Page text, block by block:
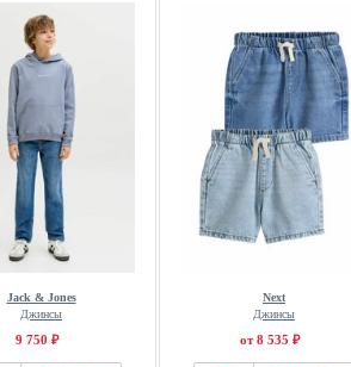
Jack & Jones
Джинсы
9 750 ₽
Next
Джинсы
от 8 535 ₽